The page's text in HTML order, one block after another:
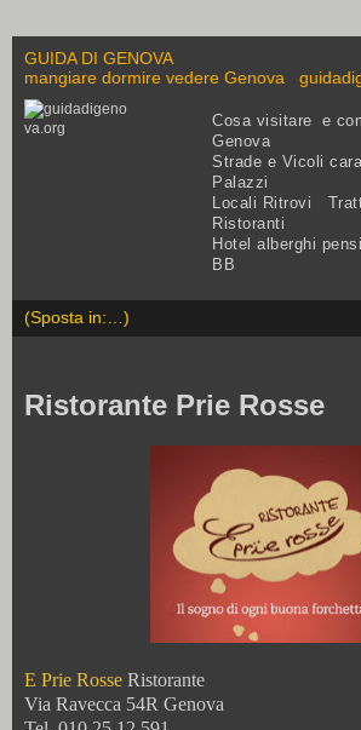
GUIDA DI GENOVA
mangiare dormire vedere Genova
Cosa visitare e
Genova
Strade e Vicoli
Palazzi
Locali Ritrovi
Ristoranti
Hotel alberghi
BB
Ristorante Prie Rosse
E Prie Rosse Ristorante
Via Ravecca 54R Genova